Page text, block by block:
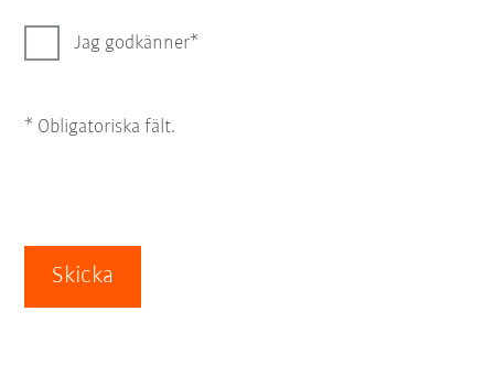
Jag godkänner
* Obligatoriska fält.
Skicka